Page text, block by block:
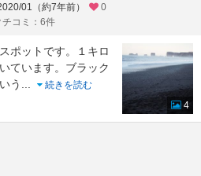
01（約7年前）
0
チコミ：6件
ポットです。１キロ
ています。ブラック
う
続きを読む
4